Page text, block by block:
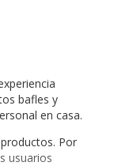
bafles y
en casa.
Por
usuarios